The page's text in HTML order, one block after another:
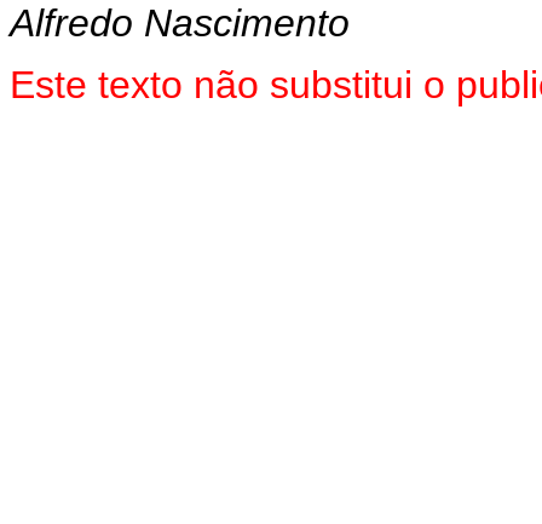
Alfredo Nascimento
Este texto não substitui o